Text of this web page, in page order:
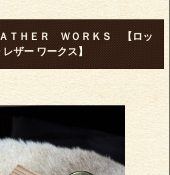
ＴＨＥＲ ＷＯＲＫＳ 【ロッ
レザー ワークス】